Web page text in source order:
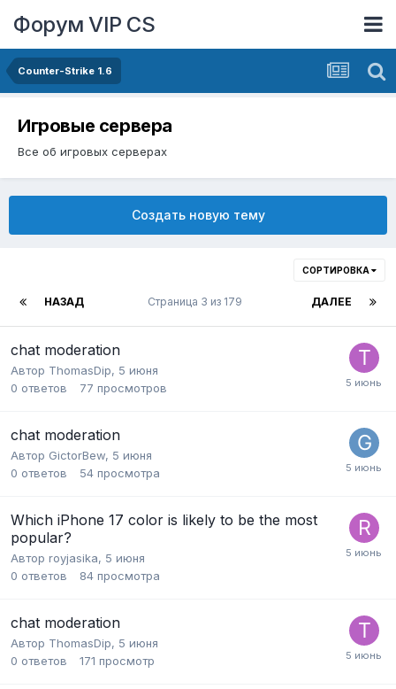
Форум VIP CS
Counter-Strike 1.6
Игровые сервера
Все об игровых серверах
Создать новую тему
СОРТИРОВКА
НАЗАД ДАЛЕЕ
Страница 3 из 179
chat moderation
Автор ThomasDip, 5 июня
0 ответов 77 просмотров
chat moderation
Автор GictorBew, 5 июня
0 ответов 54 просмотра
Which iPhone 17 color is likely to be the most
popular?
Автор royjasika, 5 июня
0 ответов 84 просмотра
chat moderation
Автор ThomasDip, 5 июня
0 ответов 171 просмотр